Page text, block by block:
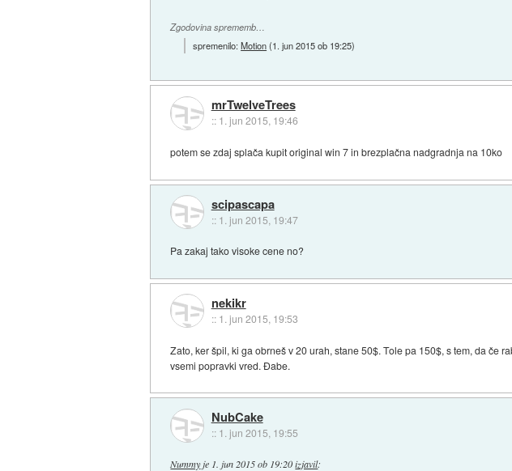
Zgodovina sprememb…
spremenilo:Motion(1. jun 2015 ob 19:25)
mrTwelveTrees
:: 1. jun 2015, 19:46
potem se zdaj splača kupit original win 7 in brezplačna nadgradnja na 10ko
scipascapa
:: 1. jun 2015, 19:47
Pa zakaj tako visoke cene no?
nekikr
:: 1. jun 2015, 19:53
Zato, ker špil, ki ga obrneš v 20 urah, stane 50$. Tole pa 150$, s tem, da če
vsemi popravki vred. Đabe.
NubCake
:: 1. jun 2015, 19:55
Nummyje 1. jun 2015 ob 19:20 izjavil: